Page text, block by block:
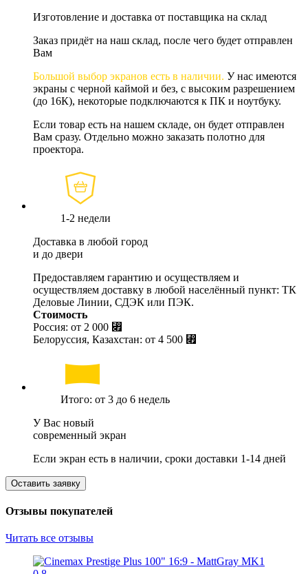
Изготовление и доставка от поставщика на склад
Заказ придёт на наш склад, после чего будет отправлен
Вам
Большой выбор экранов есть в наличии. У нас имеются
экраны с черной каймой и без, с высоким разрешением
(до 16К), некоторые подключаются к ПК и ноутбуку.
Если товар есть на нашем складе, он будет отправлен
Вам сразу. Отдельно можно заказать полотно для
проектора.
1-2 недели
Доставка в любой город
и до двери
Предоставляем гарантию и осуществляем и
осуществляем доставку в любой населённый пункт: ТК
Деловые Линии, СДЭК или ПЭК.
Стоимость
Россия: от 2 000 ⃏
Белоруссия, Казахстан: от 4 500 ⃏
Итого: от 3 до 6 недель
У Вас новый
современный экран
Если экран есть в наличии, сроки доставки 1-14 дней
Оставить заявку
Отзывы покупателей
Читать все отзывы